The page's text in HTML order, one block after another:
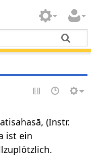
(Instr.
ist ein